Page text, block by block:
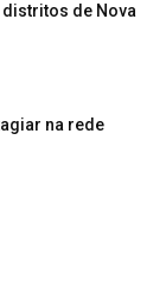
distritos de Nova
na rede